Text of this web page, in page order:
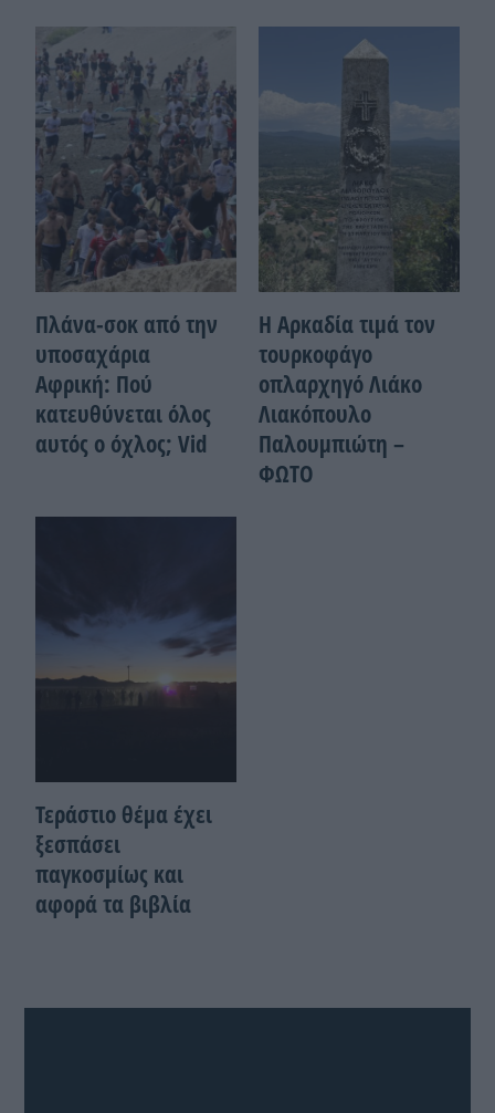
Πλάνα-σοκ από την
υποσαχάρια
Αφρική: Πού
κατευθύνεται όλος
αυτός ο όχλος; Vid
Η Αρκαδία τιμά τον
τουρκοφάγο
οπλαρχηγό Λιάκο
Λιακόπουλο
Παλουμπιώτη –
ΦΩΤΟ
Τεράστιο θέμα έχει
ξεσπάσει
παγκοσμίως και
αφορά τα βιβλία